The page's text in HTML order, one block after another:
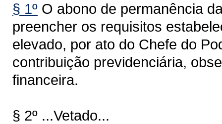
§ 1º O abono de permanência
preencher os requisitos
elevado, por ato do Chefe do
contribuição previdenciária,
financeira.
§ 2º ...Vetado...